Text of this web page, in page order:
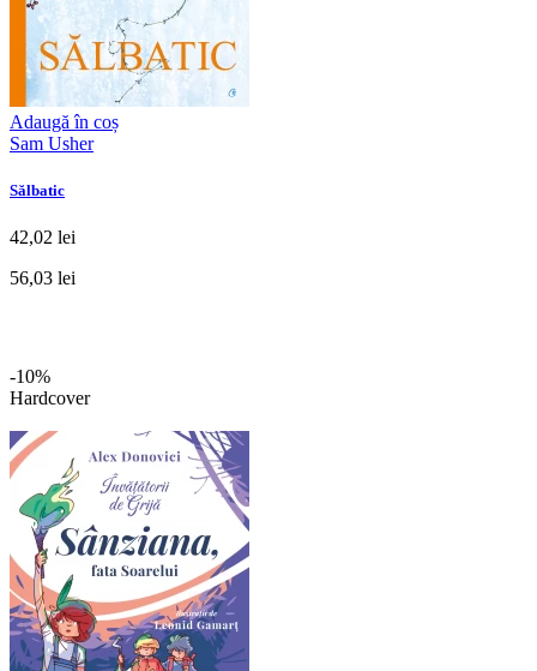
Adaugă în coș
Sam Usher
Sălbatic
42,02 lei
56,03 lei
-10%
Hardcover